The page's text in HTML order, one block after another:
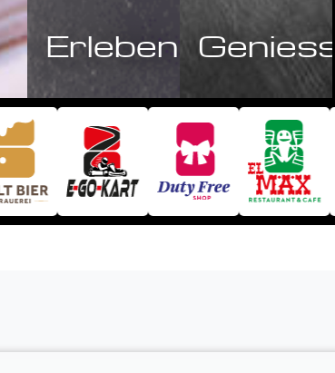
Erleben